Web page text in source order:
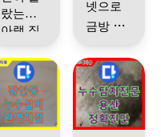
중 후 사
진으로
작업진
행 상황
을 상세
히 알수
있게 현
이 편했
어요
해서 천
장보수
주셨고
완전 새
집 됐어
요 감사
랐는데
아랫 집
장 물이
샌다고
해서 누
수 업체
찾다가
사님도
되게 친
절하고
좋았네
요~~
우리 화
장실 바
넷으로
금방 문
낼 수 있
고 기사
님도 친
절하시